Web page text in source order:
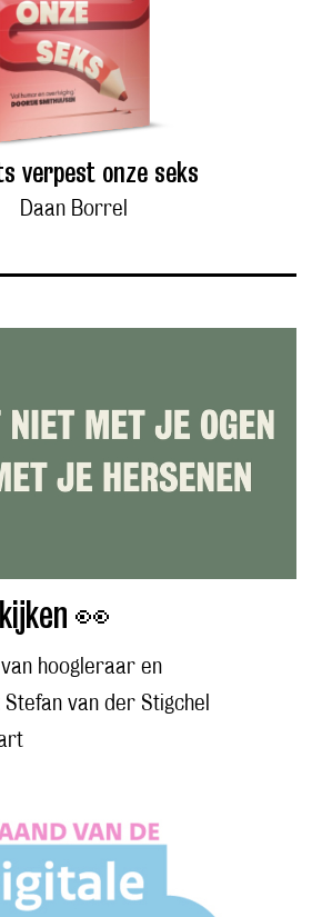
verpest onze seks
Daan Borrel
👀
hoogleraar en
van der Stigchel